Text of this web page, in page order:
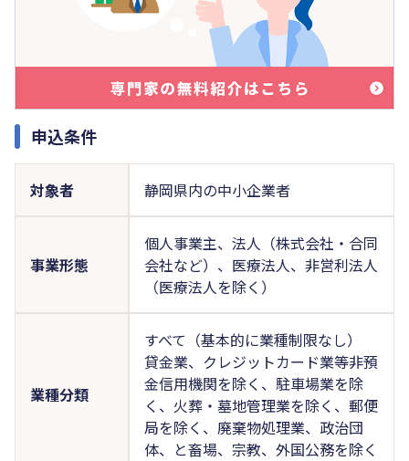
申込条件
対象者 静岡県内の中小企業者
事業形態
個人事業主、法人（株式会社・合同
会社など）、医療法人、非営利法人
（医療法人を除く）
業種分類
すべて（基本的に業種制限なし）
貸金業、クレジットカード業等非預
金信用機関を除く、駐車場業を除
く、火葬・墓地管理業を除く、郵便
局を除く、廃棄物処理業、政治団
体、と畜場、宗教、外国公務を除く